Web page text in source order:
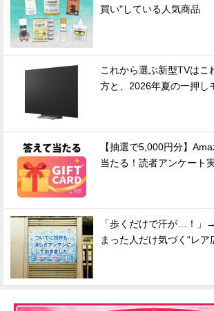
買い"している人気商品
これから選ぶ新型TVはこ
方と、2026年夏の一押し
【抽選で5,000円分】
当たる！読者アンケート
「歩くだけで汗が…！」
まった人だけ気づく“レア